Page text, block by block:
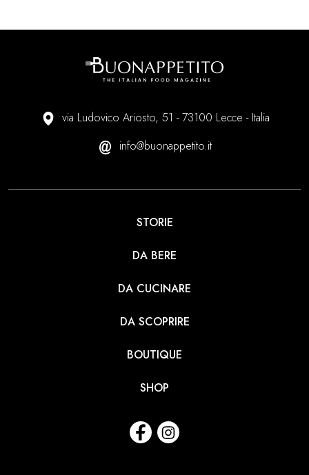
via Ludovico Ariosto, 51 - 73100 Lecce - Italia
info@buonappetito.it
STORIE
DA BERE
DA CUCINARE
DA SCOPRIRE
BOUTIQUE
SHOP